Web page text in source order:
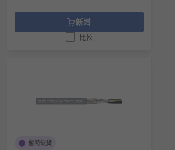
新增
比較
暫時缺貨